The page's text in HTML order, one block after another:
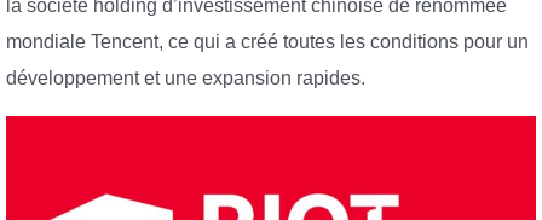
la société holding d’investissement chinoise de renommée
mondiale Tencent, ce qui a créé toutes les conditions pour un
développement et une expansion rapides.